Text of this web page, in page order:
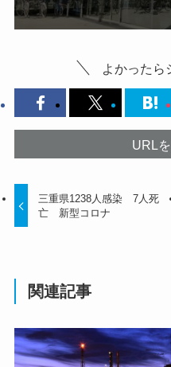
よかったら
URL
三重県1238人感染 7人死
亡 新型コロナ
関連記事